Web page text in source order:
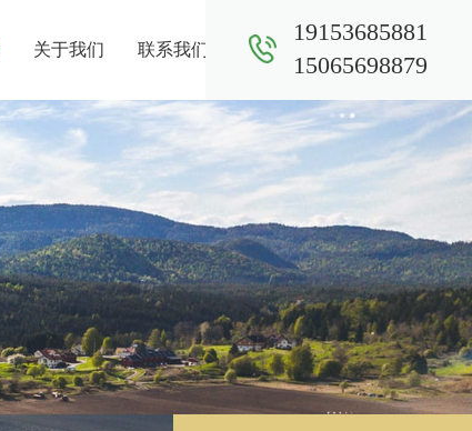
19153685881
15065698879
关于我们 联系我们